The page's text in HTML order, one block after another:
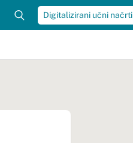
Digitalizirani učni načrti